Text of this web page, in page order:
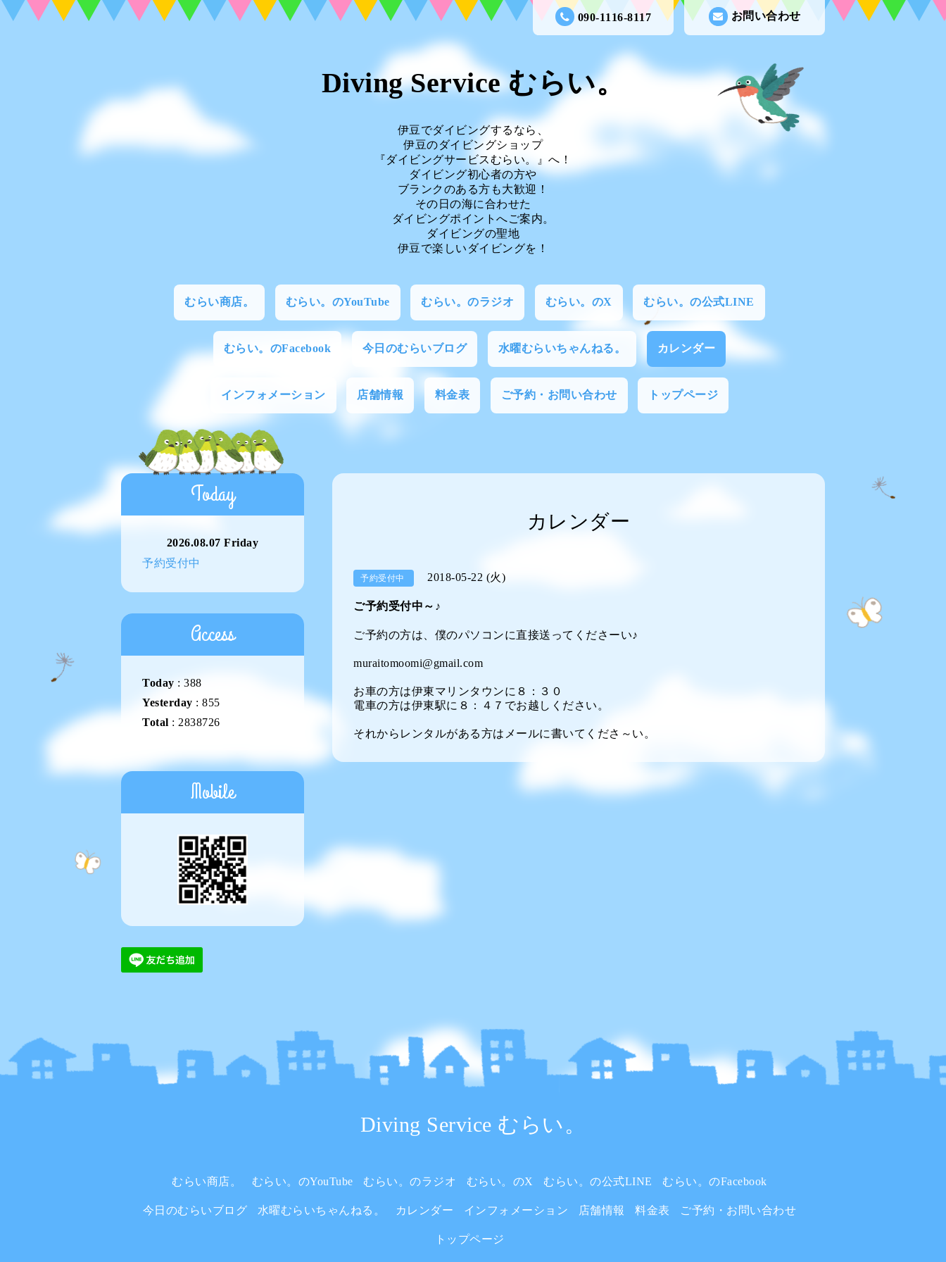
お問い合わせ
090-1116-8117
Diving Service むらい。
伊豆でダイビングするなら、
伊豆のダイビングショップ
『ダイビングサービスむらい。』へ！
ダイビング初心者の方や
ブランクのある方も大歓迎！
その日の海に合わせた
ダイビングポイントへご案内。
ダイビングの聖地
伊豆で楽しいダイビングを！
むらい商店。 むらい。のYouTube むらい。のラジオ むらい。のX むらい。の公式LINE
むらい。のFacebook 今日のむらいブログ 水曜むらいちゃんねる。 カレンダー
インフォメーション 店舗情報 料金表 ご予約・お問い合わせ トップページ
カレンダー
予約受付中 2018-05-22 (火)
ご予約受付中～♪
ご予約の方は、僕のパソコンに直接送ってくださーい♪
muraitomoomi@gmail.com
お車の方は伊東マリンタウンに８：３０
電車の方は伊東駅に８：４７でお越しください。
それからレンタルがある方はメールに書いてくださ～い。
Today
2026.08.07 Friday
予約受付中
Access
Today : 388
Yesterday : 855
Total : 2838726
Mobile
Diving Service むらい。
むらい商店。 むらい。のYouTube むらい。のラジオ むらい。のX むらい。の公式LINE むらい。のFacebook
今日のむらいブログ 水曜むらいちゃんねる。 カレンダー インフォメーション 店舗情報 料金表 ご予約・お問い合わせ
トップページ